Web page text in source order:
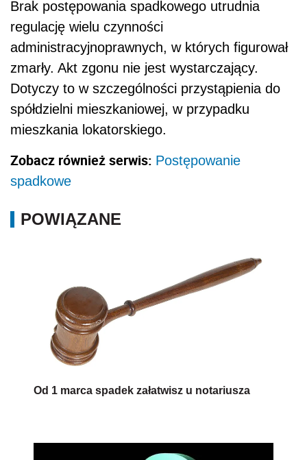
Brak postępowania spadkowego utrudnia
regulację wielu czynności
administracyjnoprawnych, w których figurował
zmarły. Akt zgonu nie jest wystarczający.
Dotyczy to w szczególności przystąpienia do
spółdzielni mieszkaniowej, w przypadku
mieszkania lokatorskiego.
Zobacz również serwis: Postępowanie
spadkowe
POWIĄZANE
Od 1 marca spadek załatwisz u notariusza